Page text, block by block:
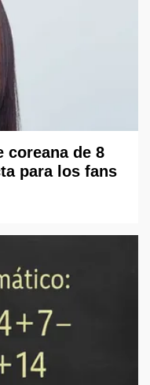
coreana de 8
para los fans